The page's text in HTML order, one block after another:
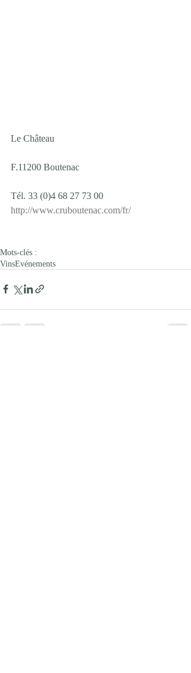
Le Château
F.11200 Boutenac
Tél. 33 (0)4 68 27 73 00
http://www.cruboutenac.com/fr/
Mots-clés :
VinsEvénements